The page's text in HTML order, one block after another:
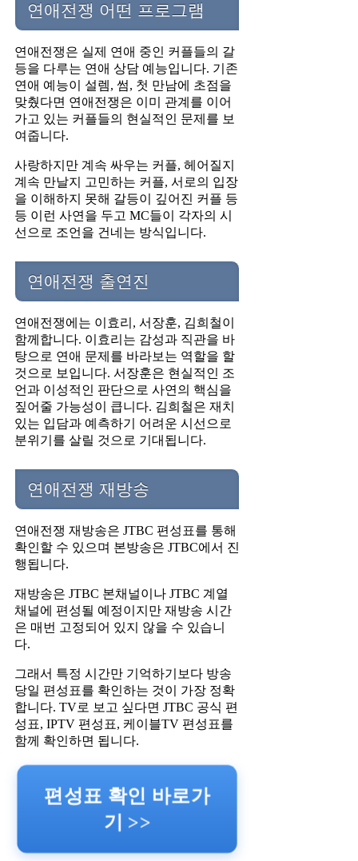
연애전쟁 어떤 프로그램
연애전쟁은 실제 연애 중인 커플들의 갈
등을 다루는 연애 상담 예능입니다. 기존
연애 예능이 설렘, 썸, 첫 만남에 초점을
맞췄다면 연애전쟁은 이미 관계를 이어
가고 있는 커플들의 현실적인 문제를 보
여줍니다.
사랑하지만 계속 싸우는 커플, 헤어질지
계속 만날지 고민하는 커플, 서로의 입장
을 이해하지 못해 갈등이 깊어진 커플 등
등 이런 사연을 두고 MC들이 각자의 시
선으로 조언을 건네는 방식입니다.
연애전쟁 출연진
연애전쟁에는 이효리, 서장훈, 김희철이
함께합니다. 이효리는 감성과 직관을 바
탕으로 연애 문제를 바라보는 역할을 할
것으로 보입니다. 서장훈은 현실적인 조
언과 이성적인 판단으로 사연의 핵심을
짚어줄 가능성이 큽니다. 김희철은 재치
있는 입담과 예측하기 어려운 시선으로
분위기를 살릴 것으로 기대됩니다.
연애전쟁 재방송
연애전쟁 재방송은 JTBC 편성표를 통해
확인할 수 있으며 본방송은 JTBC에서 진
행됩니다.
재방송은 JTBC 본채널이나 JTBC 계열
채널에 편성될 예정이지만 재방송 시간
은 매번 고정되어 있지 않을 수 있습니
다.
그래서 특정 시간만 기억하기보다 방송
당일 편성표를 확인하는 것이 가장 정확
합니다. TV로 보고 싶다면 JTBC 공식 편
성표, IPTV 편성표, 케이블TV 편성표를
함께 확인하면 됩니다.
편성표 확인 바로가
기 >>